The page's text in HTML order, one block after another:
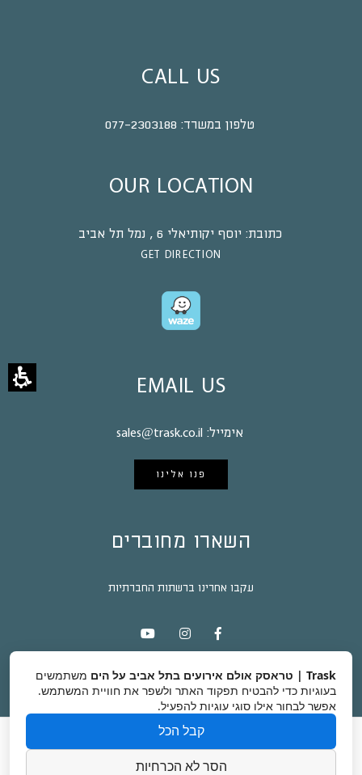
CALL US
טלפון במשרד: 077-2303188
OUR LOCATION
כתובת: יוסף יקותיאלי 6 , נמל תל אביב
GET DIRECTION
EMAIL US
אימייל: sales@trask.co.il
פנו אלינו
השארו מחוברים
עקבו אחרינו ברשתות החברתיות
אודות
כתבות ומידע על אירועים בתל אביב
Trask | טראסק אולם אירועים בתל אביב על הים
משתמשים
בעוגיות כדי להבטיח תפקוד האתר ולשפר את חוויית המשתמש.
אפשר לבחור אילו סוגי עוגיות להפעיל.
קבל הכל
הסר לא הכרחיות